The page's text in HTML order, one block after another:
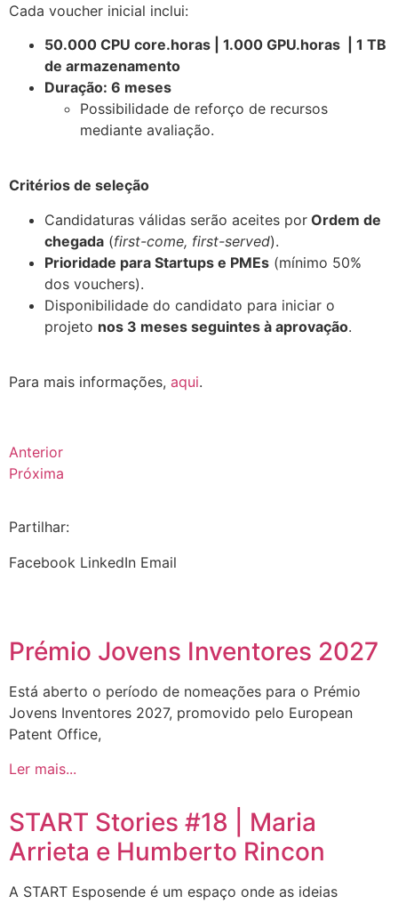
Cada voucher inicial inclui:
50.000 CPU core.horas | 1.000 GPU.horas | 1 TB
de armazenamento
Duração: 6 meses
Possibilidade de reforço de recursos
mediante avaliação.
Critérios de seleção
Candidaturas válidas serão aceites por Ordem de
chegada (first-come, first-served).
Prioridade para Startups e PMEs (mínimo 50%
dos vouchers).
Disponibilidade do candidato para iniciar o
projeto nos 3 meses seguintes à aprovação.
Para mais informações, aqui.
Anterior
Próxima
Partilhar:
Facebook LinkedIn Email
Prémio Jovens Inventores 2027
Está aberto o período de nomeações para o Prémio
Jovens Inventores 2027, promovido pelo European
Patent Office,
Ler mais...
START Stories #18 | Maria
Arrieta e Humberto Rincon
A START Esposende é um espaço onde as ideias